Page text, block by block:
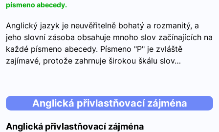
písmeno abecedy.
Anglický jazyk je neuvěřitelně bohatý a rozmanitý, a
jeho slovní zásoba obsahuje mnoho slov začínajících na
každé písmeno abecedy. Písmeno "P" je zvláště
zajímavé, protože zahrnuje širokou škálu slov…
Anglická přivlastňovací zájména
Anglická přivlastňovací zájména